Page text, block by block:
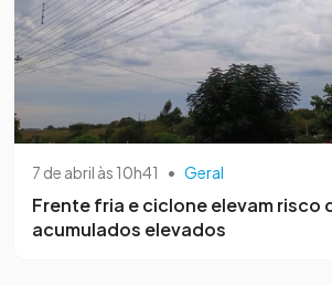
7 de abril às 10h41 • Geral
Frente fria e ciclone elevam risco
acumulados elevados